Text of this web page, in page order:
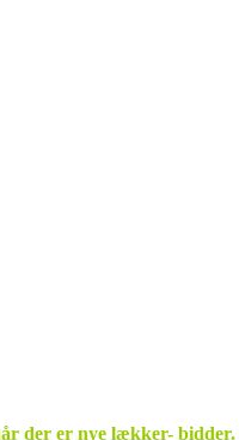
der er nye lækker- bidder.